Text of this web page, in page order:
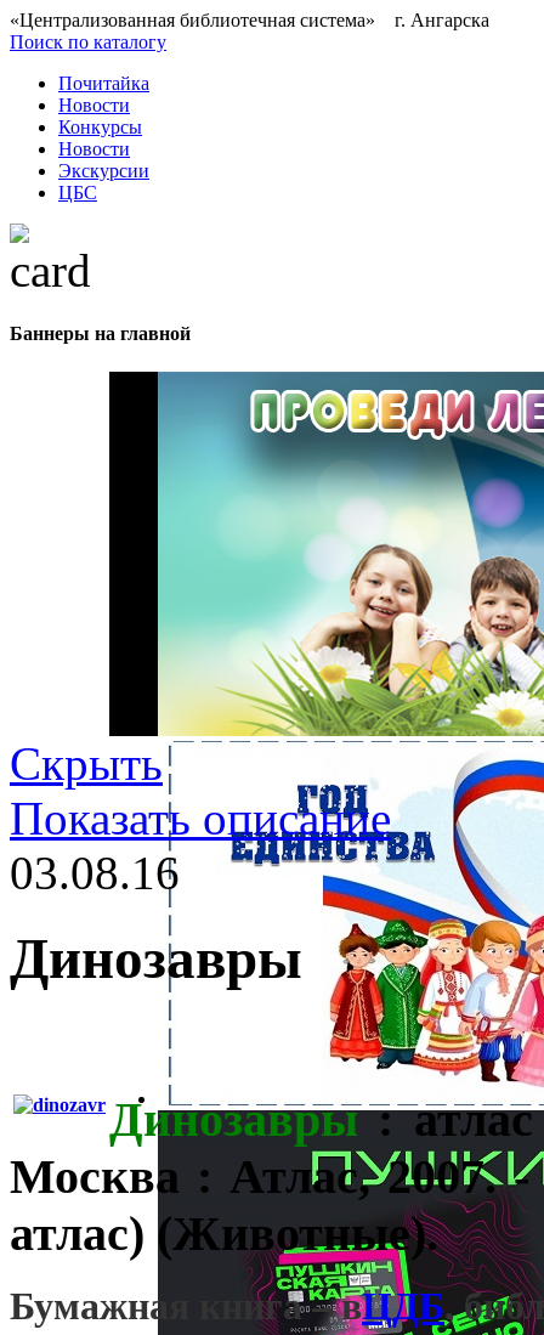
«Централизованная библиотечная система» г. Ангарска
Поиск по каталогу
Почитайка
Новости
Конкурсы
Новости
Экскурсии
ЦБС
Баннеры на главной
Скрыть
Показать описание
03.08.16
Динозавры
Динозавры:
Москва : Атлас, 2007.
атлас) (Животные).
Бумажная книга – вЦДБ,